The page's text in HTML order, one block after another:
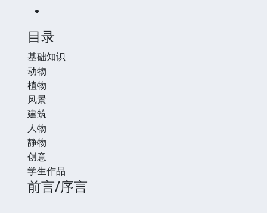
目录
基础知识
动物
植物
风景
建筑
人物
静物
创意
学生作品
前言/序言